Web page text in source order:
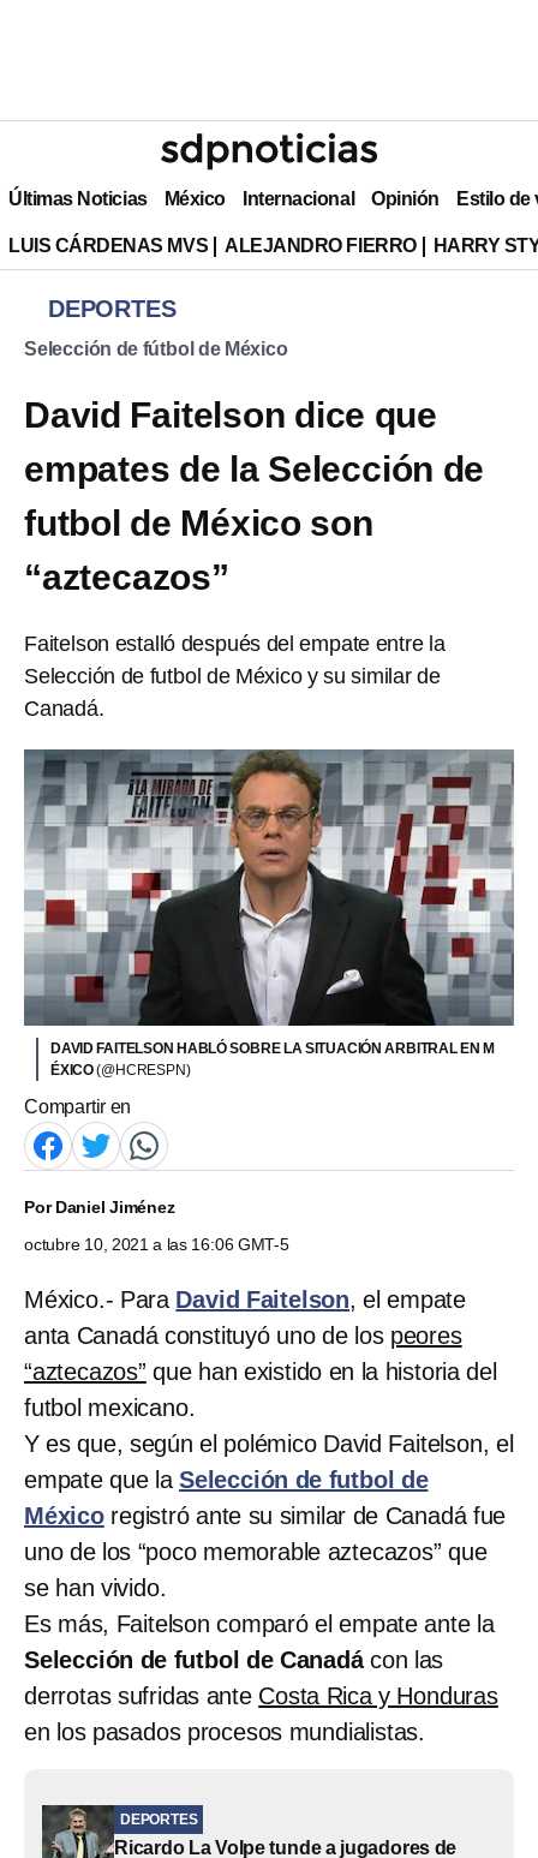
Últimas Noticias México Internacional Opinión Estilo de
LUIS CÁRDENAS MVS ALEJANDRO FIERRO HARRY
DEPORTES
Selección de fútbol de México
David Faitelson dice que
empates de la Selección de
futbol de México son
“aztecazos”
Faitelson estalló después del empate entre la
Selección de futbol de México y su similar de
Canadá.
DAVID FAITELSON HABLÓ SOBRE LA SITUACIÓN ARBITRAL EN M
ÉXICO(@HCRESPN)
Compartir en
PorDaniel Jiménez
octubre 10, 2021 a las 16:06 GMT-5
México.- Para David Faitelson, el empate
anta Canadá constituyó uno de los peores
“aztecazos” que han existido en la historia del
futbol mexicano.
Y es que, según el polémico David Faitelson, el
empate que laSelección de futbol de
Méxicoregistró ante su similar de Canadá fue
uno de los “poco memorable aztecazos” que
se han vivido.
Es más, Faitelson comparó el empate ante la
Selección de futbol de Canadácon las
derrotas sufridas ante Costa Rica y Honduras
en los pasados procesos mundialistas.
DEPORTES
Ricardo La Volpe tunde a jugadores de